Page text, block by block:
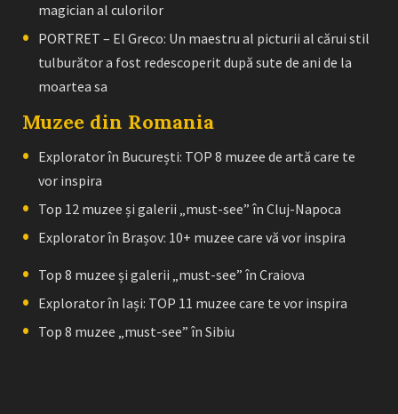
magician al culorilor
PORTRET – El Greco: Un maestru al picturii al cărui stil
tulburător a fost redescoperit după sute de ani de la
moartea sa
Muzee din Romania
Explorator în București: TOP 8 muzee de artă care te
vor inspira
Top 12 muzee și galerii „must-see” în Cluj-Napoca
Explorator în Brașov: 10+ muzee care vă vor inspira
Top 8 muzee și galerii „must-see” în Craiova
Explorator în Iași: TOP 11 muzee care te vor inspira
Top 8 muzee „must-see” în Sibiu